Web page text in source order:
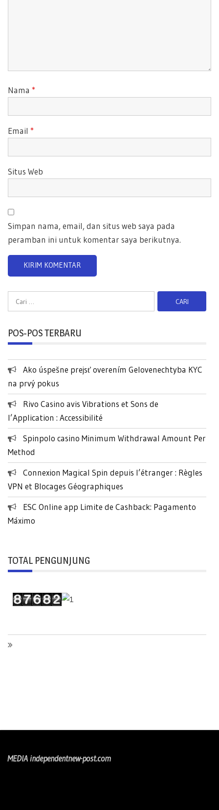
Nama *
Email *
Situs Web
Simpan nama, email, dan situs web saya pada
peramban ini untuk komentar saya berikutnya.
a
t
k
:
POS-POS TERBARU
Ako úspešne prejsť overením Gelovenechtyba KYC
na prvý pokus
Rivo Casino avis Vibrations et Sons de
l’Application : Accessibilité
Spinpolo casino Minimum Withdrawal Amount Per
Method
Connexion Magical Spin depuis l’étranger : Règles
VPN et Blocages Géographiques
ESC Online app Limite de Cashback: Pagamento
Máximo
TOTAL PENGUNJUNG
MEDIA independentnew-post.com